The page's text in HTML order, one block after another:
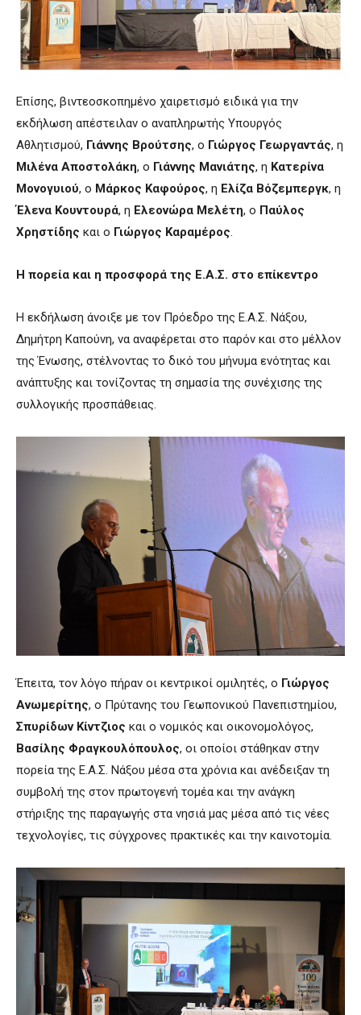
Επίσης, βιντεοσκοπημένο χαιρετισμό ειδικά για την
εκδήλωση απέστειλαν ο αναπληρωτής Υπουργός
Αθλητισμού, Γιάννης Βρούτσης, ο Γιώργος Γεωργαντάς, η
Μιλένα Αποστολάκη, ο Γιάννης Μανιάτης, η Κατερίνα
Μονογυιού, ο Μάρκος Καφούρος, η Ελίζα Βόζεμπεργκ, η
Έλενα Κουντουρά, η Ελεονώρα Μελέτη, ο Παύλος
Χρηστίδης και ο Γιώργος Καραμέρος
Η πορεία και η προσφορά της Ε.Α.Σ. στο επίκεντρο
Η εκδήλωση άνοιξε με τον Πρόεδρο της Ε.Α.Σ. Νάξου,
Δημήτρη Καπούνη, να αναφέρεται στο παρόν και στο μέλλον
της Ένωσης, στέλνοντας το δικό του μήνυμα ενότητας και
ανάπτυξης και τονίζοντας τη σημασία της συνέχισης της
συλλογικής προσπάθειας.
Έπειτα, τον λόγο πήραν οι κεντρικοί ομιλητές, ο Γιώργος
Ανωμερίτης, ο Πρύτανης του Γεωπονικού Πανεπιστημίου,
Σπυρίδων Κίντζιος και ο νομικός και οικονομολόγος,
Βασίλης Φραγκουλόπουλος, οι οποίοι στάθηκαν στην
πορεία της Ε.Α.Σ. Νάξου μέσα στα χρόνια και ανέδειξαν τη
συμβολή της στον πρωτογενή τομέα και την ανάγκη
στήριξης της παραγωγής στα νησιά μας μέσα από τις νέες
τεχνολογίες, τις σύγχρονες πρακτικές και την καινοτομία.